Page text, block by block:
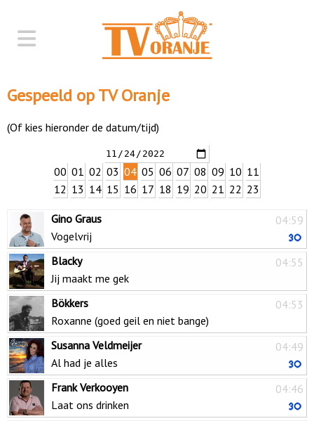
Gespeeld op TV Oranje
(Of kies hieronder de datum/tijd)
00 01 02 03 04 05 06 07 08 09 10 11
12 13 14 15 16 17 18 19 20 21 22 23
04:59
Gino Graus
Vogelvrij
04:55
Blacky
Jij maakt me gek
04:53
Bökkers
Roxanne (goed geil en niet bange)
04:49
Susanna Veldmeijer
Al had je alles
04:46
Frank Verkooyen
Laat ons drinken